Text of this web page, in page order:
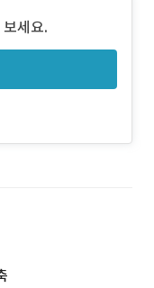
터를 기반으로 최적
세요.